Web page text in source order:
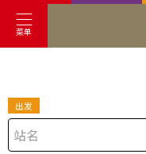
菜单
出发